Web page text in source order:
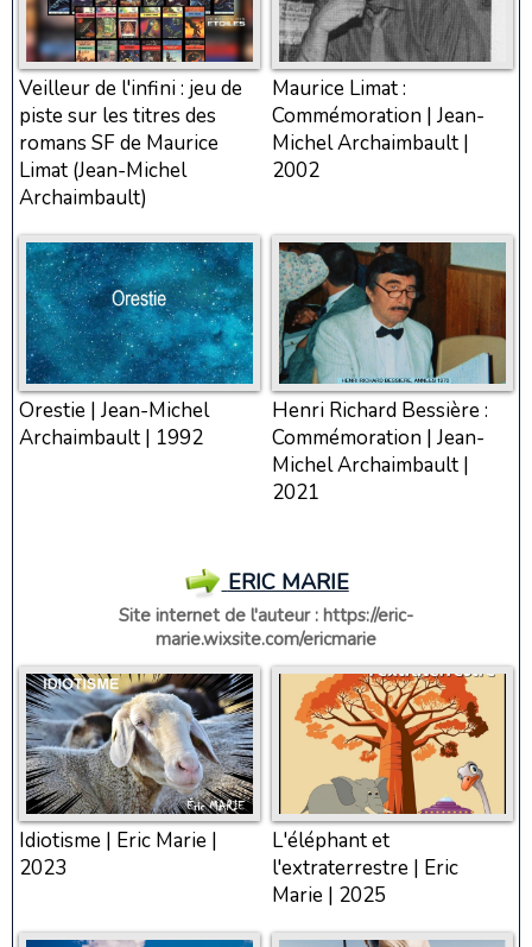
Veilleur de l'infini : jeu de
piste sur les titres des
romans SF de Maurice
Limat (Jean-Michel
Archaimbault)
Maurice Limat :
Commémoration | Jean-
Michel Archaimbault |
2002
Orestie | Jean-Michel
Archaimbault | 1992
Henri Richard Bessière :
Commémoration | Jean-
Michel Archaimbault |
2021
ERIC MARIE
Site internet de l'auteur : https://eric-
marie.wixsite.com/ericmarie
Idiotisme | Eric Marie |
2023
L'éléphant et
l'extraterrestre | Eric
Marie | 2025